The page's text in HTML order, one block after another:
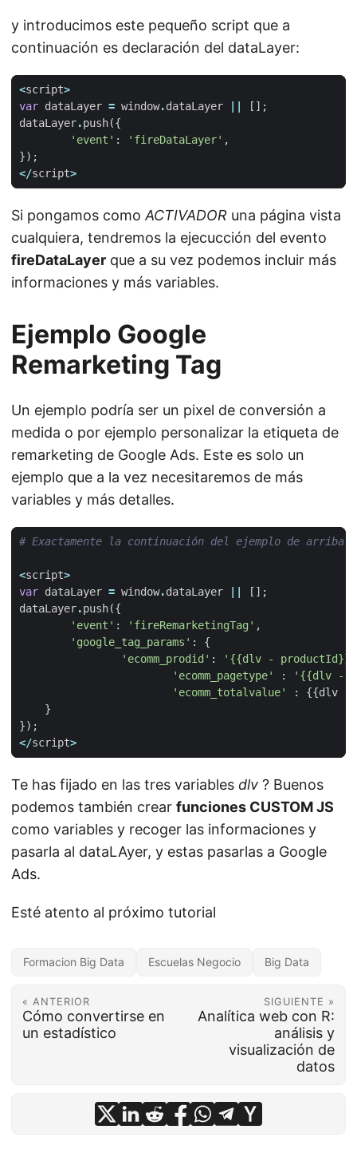
y introducimos este pequeño script que a
continuación es declaración del dataLayer:
<script>
var dataLayer = window.dataLayer
[];
dataLayer.push({
'event' : 'fireDataLayer' ,
});
</script>
Si pongamos como ACTIVADOR una página vista
cualquiera, tendremos la ejecucción del evento
fireDataLayer que a su vez podemos incluir más
informaciones y más variables.
Ejemplo Google
Remarketing Tag
Un ejemplo podría ser un pixel de conversión a
medida o por ejemplo personalizar la etiqueta de
remarketing de Google Ads. Este es solo un
ejemplo que a la vez necesitaremos de más
variables y más detalles.
# Exactamente la continuación del ejemplo de arriba
<script>
var dataLayer = window.dataLayer
[];
dataLayer.push({
'event' : 'fireRemarketingTag' ,
'google_tag_params' :
{
'ecomm_prodid' :
'{{dlv - productId}}'
'ecomm_pagetype'
:
'{{dlv -
'ecomm_totalvalue'
: {{dlv
}
});
</script>
Te has fijado en las tres variables dlv ? Buenos
podemos también crear funciones CUSTOM JS
como variables y recoger las informaciones y
pasarla al dataLAyer, y estas pasarlas a Google
Ads.
Esté atento al próximo tutorial
Formacion Big Data Escuelas Negocio Big Data
« ANTERIOR
Cómo convertirse en
un estadístico
SIGUIENTE »
Analítica web con R:
análisis y
visualización de
datos